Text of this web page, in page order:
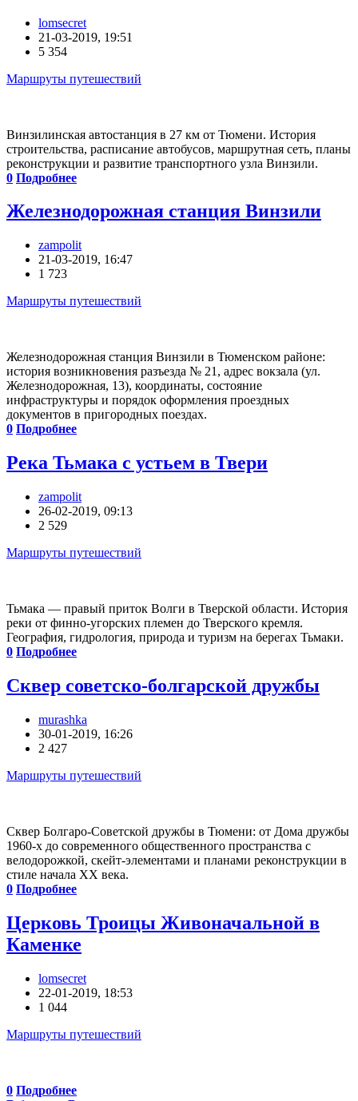
lomsecret
21-03-2019, 19:51
5 354
Маршруты путешествий
Винзилинская автостанция в 27 км от Тюмени. История
строительства, расписание автобусов, маршрутная сеть, планы
реконструкции и развитие транспортного узла Винзили.
0 Подробнее
Железнодорожная станция Винзили
zampolit
21-03-2019, 16:47
1 723
Маршруты путешествий
Железнодорожная станция Винзили в Тюменском районе:
история возникновения разъезда № 21, адрес вокзала (ул.
Железнодорожная, 13), координаты, состояние
инфраструктуры и порядок оформления проездных
документов в пригородных поездах.
0 Подробнее
Река Тьмака с устьем в Твери
zampolit
26-02-2019, 09:13
2 529
Маршруты путешествий
Тьмака — правый приток Волги в Тверской области. История
реки от финно-угорских племен до Тверского кремля.
География, гидрология, природа и туризм на берегах Тьмаки.
0 Подробнее
Сквер советско-болгарской дружбы
murashka
30-01-2019, 16:26
2 427
Маршруты путешествий
Сквер Болгаро-Советской дружбы в Тюмени: от Дома дружбы
1960-х до современного общественного пространства с
велодорожкой, скейт-элементами и планами реконструкции в
стиле начала XX века.
0 Подробнее
Церковь Троицы Живоначальной в
Каменке
lomsecret
22-01-2019, 18:53
1 044
Маршруты путешествий
0 Подробнее